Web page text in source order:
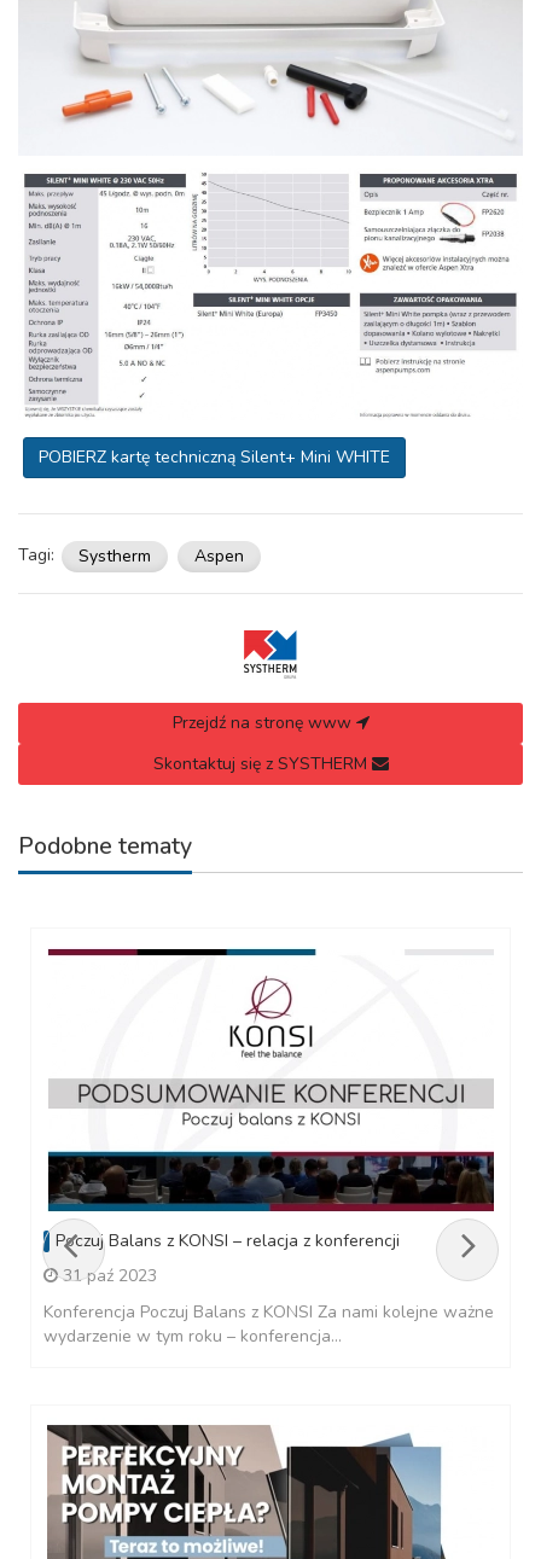
POBIERZ kartę techniczną Silent+ Mini WHITE
Tagi: Systherm Aspen
Przejdź na stronę www
Skontaktuj się z SYSTHERM
Podobne tematy
Poczuj Balans z KONSI – relacja z konferencji
31 paź 2023
Konferencja Poczuj Balans z KONSI Za nami kolejne ważne
wydarzenie w tym roku – konferencja...